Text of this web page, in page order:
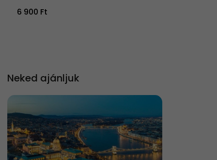
6 900 Ft
Neked ajánljuk